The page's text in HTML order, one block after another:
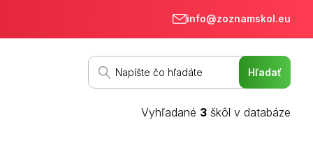
info@zoznamskol.eu
Vyhľadané 3 škôl v databáze